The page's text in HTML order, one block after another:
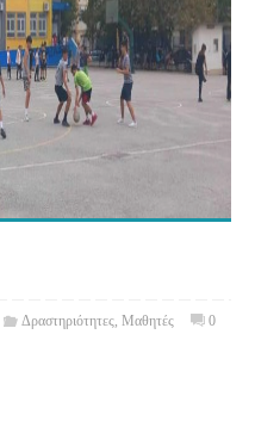
Δραστηριότητες, Μαθητές 0